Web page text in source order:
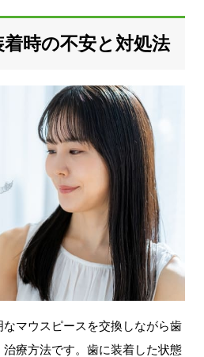
時の不安と対処法
マウスピースを交換しながら歯
療方法です。歯に装着した状態